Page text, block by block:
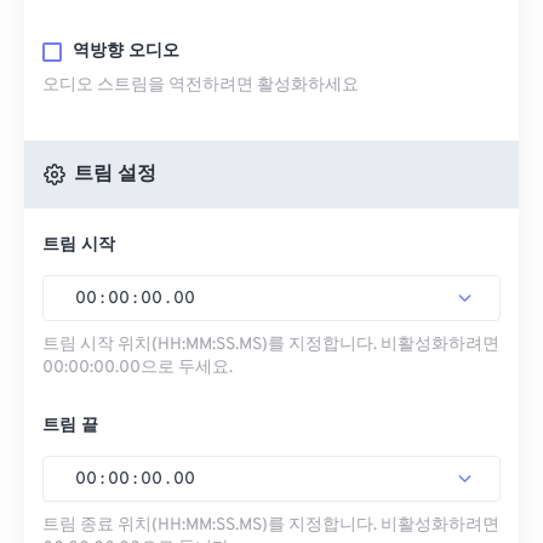
역방향 오디오
오디오 스트림을 역전하려면 활성화하세요
트림 설정
트림 시작
00 : 00 : 00 . 00
트림 시작 위치(HH:MM:SS.MS)를 지정합니다. 비활성화하려면
00:00:00.00으로 두세요.
트림 끝
00 : 00 : 00 . 00
트림 종료 위치(HH:MM:SS.MS)를 지정합니다. 비활성화하려면